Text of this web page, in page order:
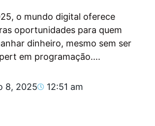
o mundo digital oferece
oportunidades para quem
dinheiro, mesmo sem ser
em programação....
8, 2025 12:51 am